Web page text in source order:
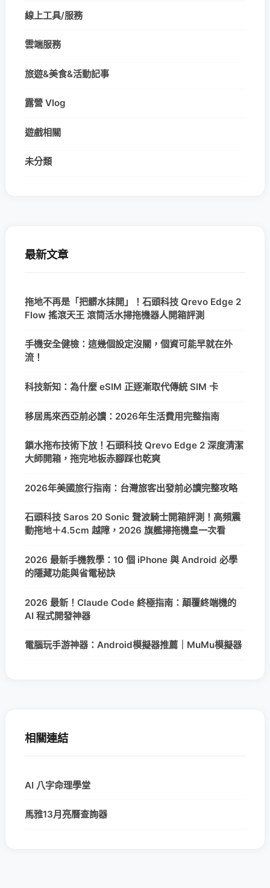
線上工具/服務
雲端服務
旅遊&美食&活動記事
露營 Vlog
遊戲相關
未分類
最新文章
拖地不再是「把髒水抹開」！石頭科技 Qrevo Edge 2
Flow 搖滾天王 滾筒活水掃拖機器人開箱評測
手機安全健檢：這幾個設定沒關，個資可能早就在外
流！
科技新知：為什麼 eSIM 正逐漸取代傳統 SIM 卡
移居馬來西亞前必讀：2026年生活費用完整指南
鎖水拖布技術下放！石頭科技 Qrevo Edge 2 深度清潔
大師開箱，拖完地板赤腳踩也乾爽
2026年美國旅行指南：台灣旅客出發前必讀完整攻略
石頭科技 Saros 20 Sonic 聲波騎士開箱評測！高頻震
動拖地＋4.5cm 越障，2026 旗艦掃拖機皇一次看
2026 最新手機教學：10 個 iPhone 與 Android 必學
的隱藏功能與省電秘訣
2026 最新！Claude Code 終極指南：顛覆終端機的
AI 程式開發神器
電腦玩手游神器：Android模擬器推薦｜MuMu模擬器
相關連結
AI 八字命理學堂
馬雅13月亮曆查詢器